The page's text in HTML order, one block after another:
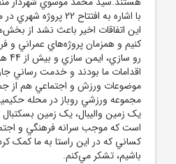
با اشاره به افتتاح 22
اين اتفاقات اخير باعث نشد از
کنيم و همزمان پروژه‌هاي عمراني و
رو
اقدامات ما بودند و خدمت رساني
موضوعات ورزش و اجتماعي هم از
مجموعه‌ ورزشي روباز در محله
يک زمين واليبال، يک زمين
است که موجب سرانه فرهنگي و
کساني که در اين راستا به ما کمک
باشيم، تشکر مي‌کنم.